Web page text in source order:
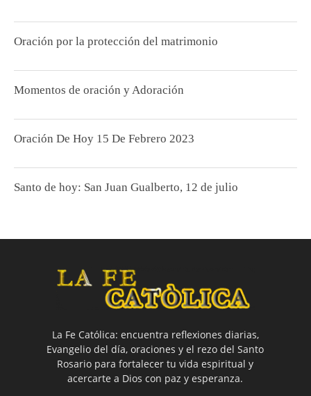
Oración por la protección del matrimonio
Momentos de oración y Adoración
Oración De Hoy 15 De Febrero 2023
Santo de hoy: San Juan Gualberto, 12 de julio
La Fe Católica: encuentra reflexiones diarias,
Evangelio del día, oraciones y el rezo del Santo
Rosario para fortalecer tu vida espiritual y
acercarte a Dios con paz y esperanza.